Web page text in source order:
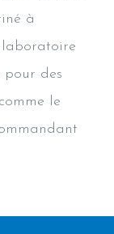
à
laboratoire
pour des
le